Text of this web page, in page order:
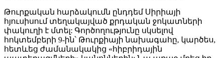
Թուրքական հարձակումն ընդդեմ Սիրիայի
հյուսիսում տեղակայված քրդական ջոկատների
փակուղի է մտել: Գործողությունը սկսելով
հոկտեմբերի 9-ին՝ Թուրքիայի նախագահը, կարծես,
հետևեց ժամանակակից «հիբրիդային